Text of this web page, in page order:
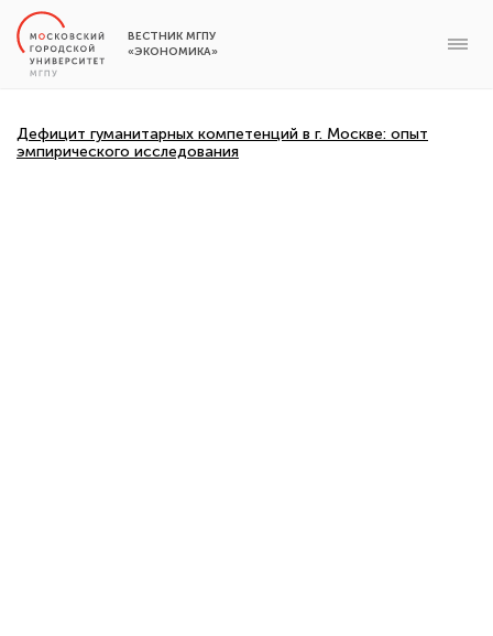
ВЕСТНИК МГПУ
«ЭКОНОМИКА»
Дефицит гуманитарных компетенций в г. Москве: опыт
эмпирического исследования